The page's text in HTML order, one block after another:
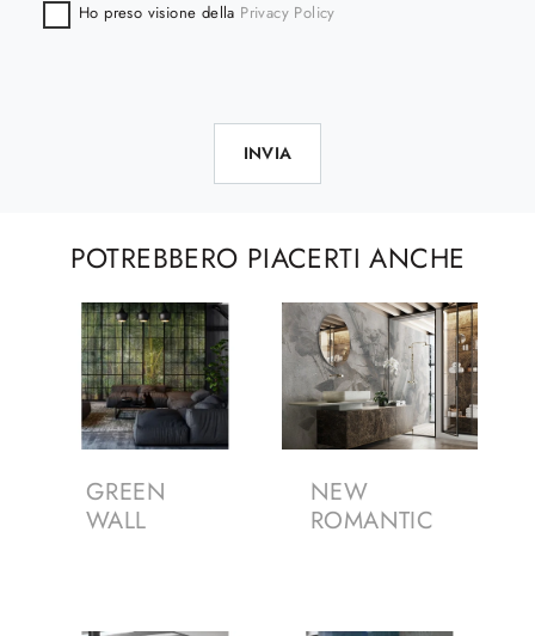
Ho preso visione della Privacy Policy
INVIA
POTREBBERO PIACERTI ANCHE
GREEN
WALL
NEW
ROMANTIC